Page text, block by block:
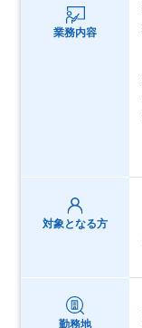
業務内容
対象となる方
勤務地